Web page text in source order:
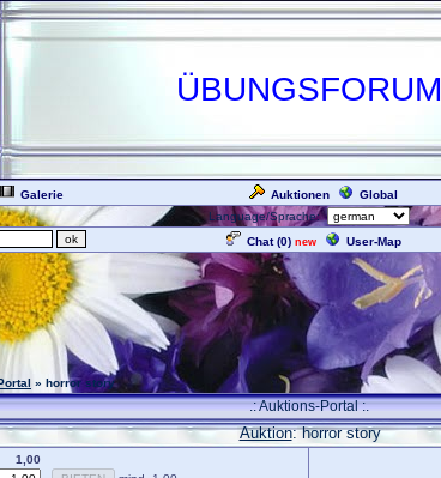
ÜBUNGSFORUM
Galerie Auktionen Global
Language/Sprache:
Chat (0) new User-Map
» horror story
.: Auktions-Portal :.
Auktion: horror story
1,00